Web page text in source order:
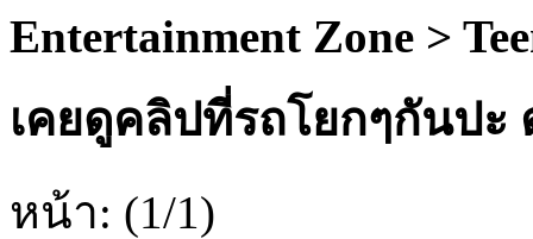
Entertainment Zone >
เคยดูคลิปที่รถโยกๆกันปะ
หน้า: (1/1)